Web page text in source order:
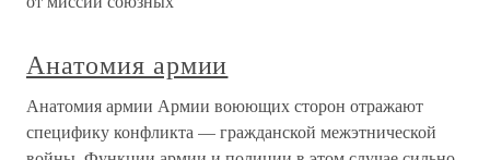
Анатомия армии
Анатомия армии Армии воюющих сторон отражают
специфику конфликта — гражданской межэтнической